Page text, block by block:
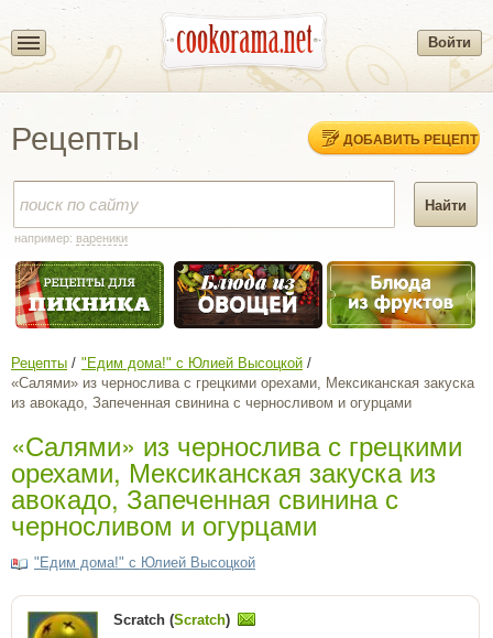
Войти
Рецепты ДОБАВИТЬ РЕЦЕПТ
например: вареники
Рецепты
"Едим дома!" с Юлией Высоцкой
«Салями» из чернослива с грецкими орехами, Мексиканская закуска
из авокадо, Запеченная свинина с черносливом и огурцами
«Салями» из чернослива с грецкими
орехами, Мексиканская закуска из
авокадо, Запеченная свинина с
черносливом и огурцами
"Едим дома!" с Юлией Высоцкой
Scratch (Scratch)